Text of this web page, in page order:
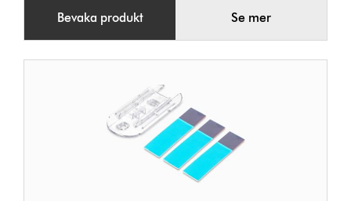
Bevaka produkt Se mer